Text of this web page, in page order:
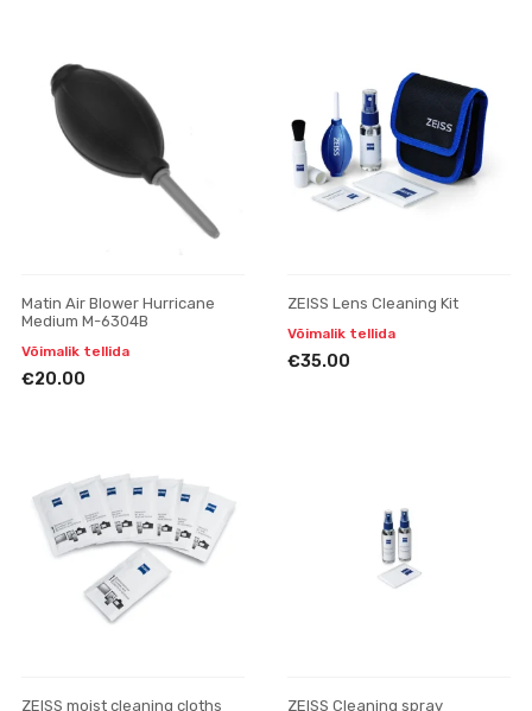
Matin Air Blower Hurricane
Medium M-6304B
Võimalik tellida
€20.00
ZEISS Lens Cleaning Kit
Võimalik tellida
€35.00
ZEISS moist cleaning cloths ZEISS Cleaning spray